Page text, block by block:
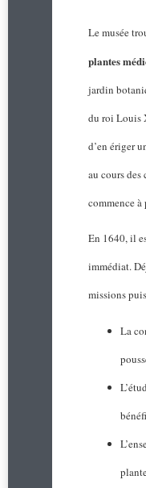
Le musée
plantes
jardin
du roi Louis
d’en ériger
au cours
commence à
En 1640, il
immédiat.
missions
La